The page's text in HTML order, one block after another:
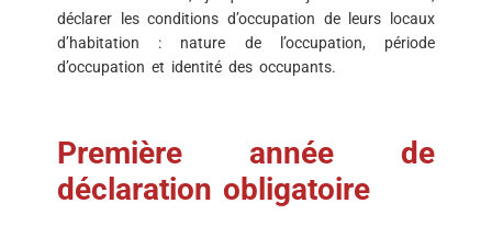
déclarer les conditions d’occupation de leurs locaux
d’habitation : nature de l’occupation, période
d’occupation et identité des occupants.
Première année de
déclaration obligatoire